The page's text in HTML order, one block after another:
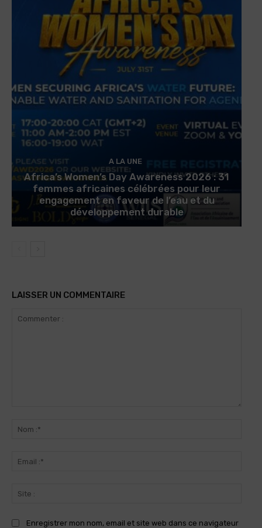
A LA UNE
Africa’s Women’s Day Awareness 2026 : 31
femmes africaines célébrées pour leur
engagement en faveur de l’eau et du
développement durable
LAISSER UN COMMENTAIRE
Enregistrer mon nom, email et site web dans ce navigateur